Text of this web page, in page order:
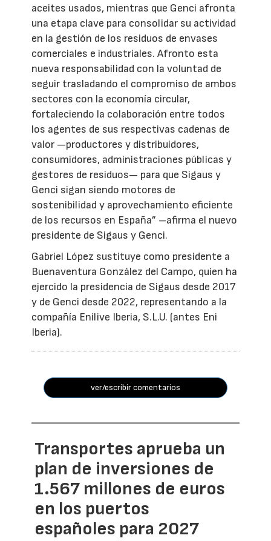
aceites usados, mientras que Genci afronta
una etapa clave para consolidar su actividad
en la gestión de los residuos de envases
comerciales e industriales. Afronto esta
nueva responsabilidad con la voluntad de
seguir trasladando el compromiso de ambos
sectores con la economía circular,
fortaleciendo la colaboración entre todos
los agentes de sus respectivas cadenas de
valor —productores y distribuidores,
consumidores, administraciones públicas y
gestores de residuos— para que Sigaus y
Genci sigan siendo motores de
sostenibilidad y aprovechamiento eficiente
de los recursos en España” –afirma el nuevo
presidente de Sigaus y Genci.
Gabriel López sustituye como presidente a
Buenaventura González del Campo, quien ha
ejercido la presidencia de Sigaus desde 2017
y de Genci desde 2022, representando a la
compañía Enilive Iberia, S.L.U. (antes Eni
Iberia).
ver/escribir comentarios
Transportes aprueba un
plan de inversiones de
1.567 millones de euros
en los puertos
españoles para 2027